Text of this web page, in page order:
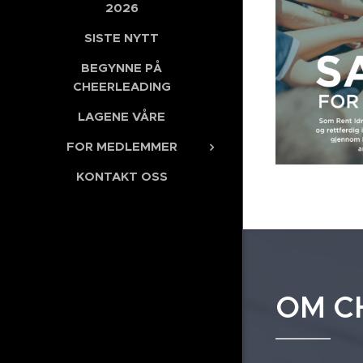
2026
SISTE NYTT
BEGYNNE PÅ
CHEERLEADING
LAGENE VÅRE
FOR MEDLEMMER
KONTAKT OSS
OM